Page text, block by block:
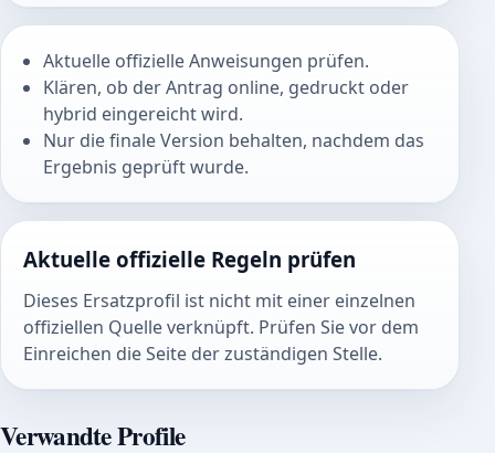
Aktuelle offizielle Anweisungen prüfen.
Klären, ob der Antrag online, gedruckt oder
hybrid eingereicht wird.
Nur die finale Version behalten, nachdem das
Ergebnis geprüft wurde.
Aktuelle offizielle Regeln prüfen
Dieses Ersatzprofil ist nicht mit einer einzelnen
offiziellen Quelle verknüpft. Prüfen Sie vor dem
Einreichen die Seite der zuständigen Stelle.
Verwandte Profile